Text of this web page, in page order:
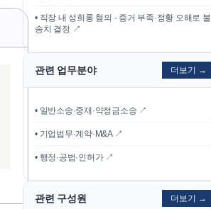
• 직장 내 성희롱 혐의 - 증거 부족·정황 오해로 불
송치 결정 ↗
관련 업무분야 더보기 →
• 일반소송·중재·약정금소송 ↗
• 기업법무·계약·M&A ↗
• 행정·공법·인허가 ↗
관련 구성원 더보기 →